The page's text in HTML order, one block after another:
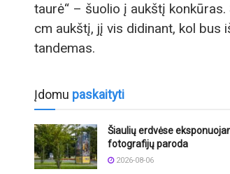
taurė“ – šuolio į aukštį
cm aukštį, jį vis didinant, kol bus
tandemas.
Įdomu paskaityti
Šiaulių erdvėse
fotografijų paroda
2026-08-06